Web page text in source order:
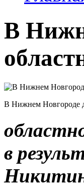
В
В Нижнем Новгороде
в